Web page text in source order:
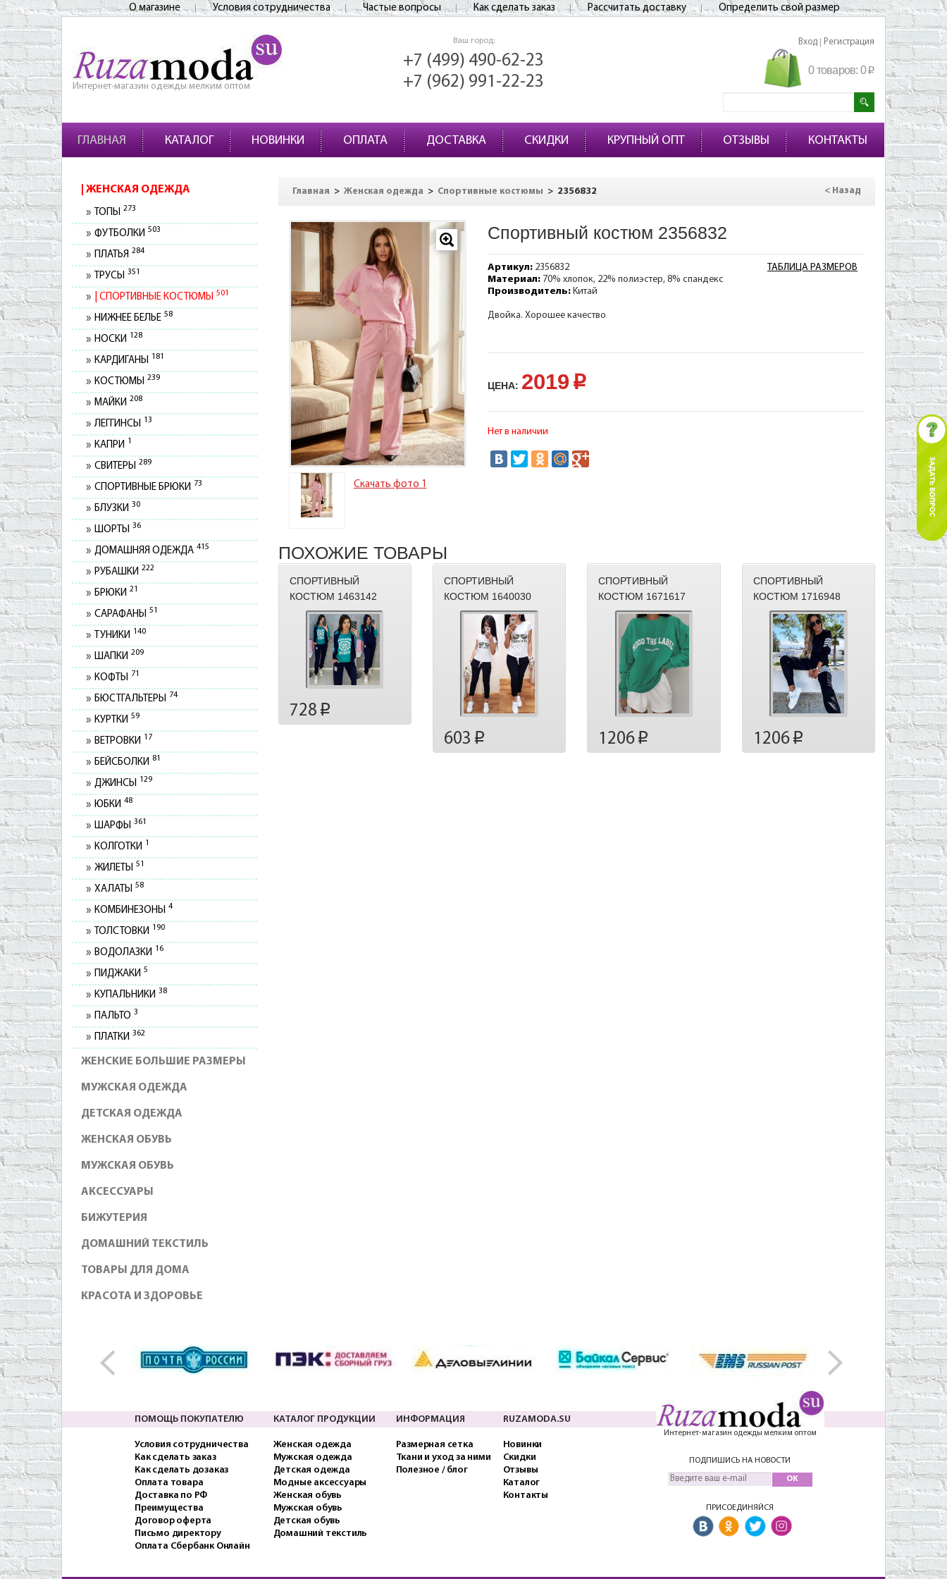
О магазине Условия сотрудничества Частые вопросы Как сделать заказ Рассчитать доставку Определить свой размер
Интернет-магазин одежды мелким оптом
Ваш город:
+7 (499) 490-62-23
+7 (962) 991-22-23
Вход Регистрация
0 товаров: 0p
ГЛАВНАЯ КАТАЛОГ НОВИНКИ ОПЛАТА ДОСТАВКА СКИДКИ КРУПНЫЙ ОПТ ОТЗЫВЫ КОНТАКТЫ
ЖЕНСКАЯ ОДЕЖДА
ТОПЫ 273
ФУТБОЛКИ 503
ПЛАТЬЯ 284
ТРУСЫ 351
СПОРТИВНЫЕ КОСТЮМЫ 501
НИЖНЕЕ БЕЛЬЕ 58
НОСКИ 128
КАРДИГАНЫ 181
КОСТЮМЫ 239
МАЙКИ 208
ЛЕГГИНСЫ 13
КАПРИ 1
СВИТЕРЫ 289
СПОРТИВНЫЕ БРЮКИ 73
БЛУЗКИ 30
ШОРТЫ 36
ДОМАШНЯЯ ОДЕЖДА 415
РУБАШКИ 222
БРЮКИ 21
САРАФАНЫ 51
ТУНИКИ 140
ШАПКИ 209
КОФТЫ 71
БЮСТГАЛЬТЕРЫ 74
КУРТКИ 59
ВЕТРОВКИ 17
БЕЙСБОЛКИ 81
ДЖИНСЫ 129
ЮБКИ 48
ШАРФЫ 361
КОЛГОТКИ 1
ЖИЛЕТЫ 51
ХАЛАТЫ 58
КОМБИНЕЗОНЫ 4
ТОЛСТОВКИ 190
ВОДОЛАЗКИ 16
ПИДЖАКИ 5
КУПАЛЬНИКИ 38
ПАЛЬТО 3
ПЛАТКИ 362
ЖЕНСКИЕ БОЛЬШИЕ РАЗМЕРЫ
МУЖСКАЯ ОДЕЖДА
ДЕТСКАЯ ОДЕЖДА
ЖЕНСКАЯ ОБУВЬ
МУЖСКАЯ ОБУВЬ
АКСЕССУАРЫ
БИЖУТЕРИЯ
ДОМАШНИЙ ТЕКСТИЛЬ
ТОВАРЫ ДЛЯ ДОМА
КРАСОТА И ЗДОРОВЬЕ
Главная > Женская одежда > Спортивные костюмы > 2356832 < Назад
Скачать фото 1
Спортивный костюм 2356832
ТАБЛИЦА РАЗМЕРОВ
Артикул:2356832
Материал:70% хлопок, 22% полиэстер, 8% спандекс
Производитель:Китай
Двойка. Хорошее качество
ЦЕНА: 2019 p
Нет в наличии
ПОХОЖИЕ ТОВАРЫ
СПОРТИВНЫЙ
КОСТЮМ 1463142
728 p
СПОРТИВНЫЙ
КОСТЮМ 1640030
603 p
СПОРТИВНЫЙ
КОСТЮМ 1671617
1206 p
СПОРТИВНЫЙ
КОСТЮМ 1716948
1206p
ПОМОЩЬ ПОКУПАТЕЛЮ
Условия сотрудничества
Как сделать заказ
Как сделать дозаказ
Оплата товара
Доставка по РФ
Преимущества
Договор оферта
Письмо директору
Оплата Сбербанк Онлайн
КАТАЛОГ ПРОДУКЦИИ
Женская одежда
Мужская одежда
Детская одежда
Модные аксессуары
Женская обувь
Мужская обувь
Детская обувь
Домашний текстиль
ИНФОРМАЦИЯ
Размерная сетка
Ткани и уход за ними
Полезное / блог
RUZAMODA.SU
Новинки
Скидки
Отзывы
Каталог
Контакты
Интернет-магазин одежды мелким оптом
ПОДПИШИСЬ НА НОВОСТИ
OK
ПРИСОЕДИНЯЙСЯ